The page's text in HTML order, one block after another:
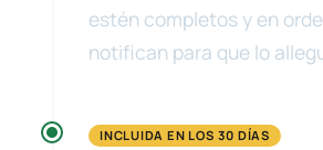
estén completos y en
notifican para que lo
INCLUIDA EN LOS 30 DÍAS